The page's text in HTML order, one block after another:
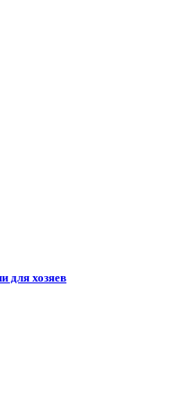
для хозяев